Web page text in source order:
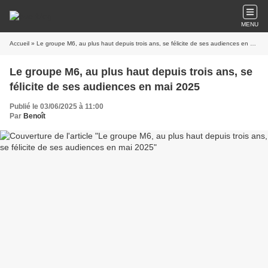
MENU
Accueil » Le groupe M6, au plus haut depuis trois ans, se félicite de ses audiences en mai 2025
Le groupe M6, au plus haut depuis trois ans, se
félicite de ses audiences en mai 2025
Publié le 03/06/2025 à 11:00
Par Benoît